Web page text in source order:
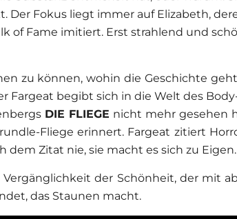
Der Fokus liegt immer auf Elizabeth,
of Fame imitiert. Erst strahlend und
zu können, wohin die Geschichte
Fargeat begibt sich in die Welt des
DIE FLIEGE nicht mehr gesehen
Fliege erinnert. Fargeat zitiert
dem Zitat nie, sie macht es sich zu Eigen.
der Schönheit, der mit
das Staunen macht.